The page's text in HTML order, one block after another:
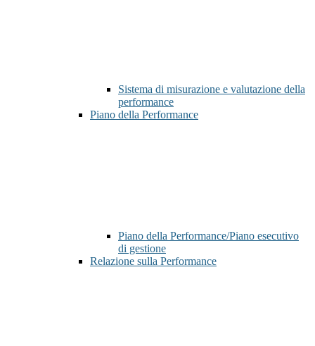
Sistema di misurazione e valutazione della
performance
Piano della Performance
Piano della Performance/Piano esecutivo
di gestione
Relazione sulla Performance